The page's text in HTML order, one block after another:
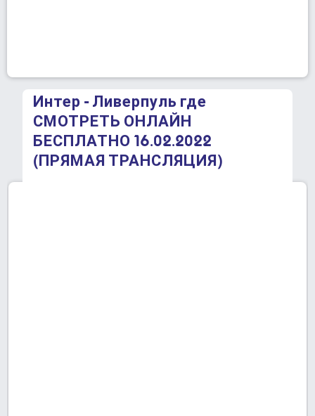
Интер - Ливерпуль где
СМОТРЕТЬ ОНЛАЙН
БЕСПЛАТНО 16.02.2022
(ПРЯМАЯ ТРАНСЛЯЦИЯ)